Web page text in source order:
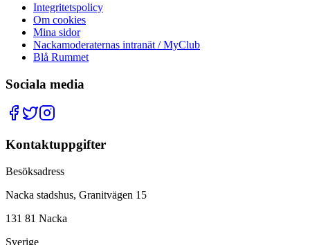
Integritetspolicy
Om cookies
Mina sidor
Nackamoderaternas intranät / MyClub
Blå Rummet
Sociala media
Kontaktuppgifter
Besöksadress
Nacka stadshus, Granitvägen 15
131 81 Nacka
Sverige